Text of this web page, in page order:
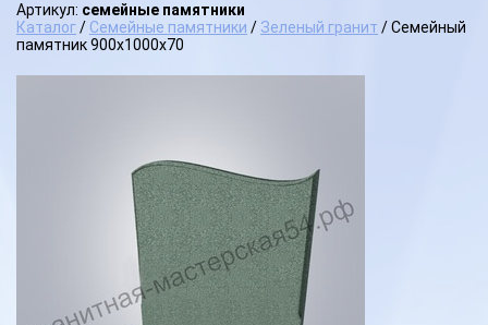
Памятники участникам СВО
Эксклюзивные памятники
Экономные памятники
Фигурные памятники
Семейные памятники
Артикул: семейные памятники
Каталог/ Семейные памятники / Зеленый гранит / Семейный
памятник 900х1000х70